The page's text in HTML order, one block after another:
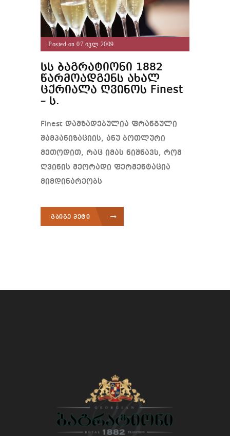
Posted on 07 ივლ 2009
სს ბაგრატიონი 1882
წარმოადგენს ახალ
ცქრიალა ღვინოს Finest
– ს.
Finest დამზადებულია ფრანგული
შამპანიზაციის, ანუ ბოთლური
მეთოდით, რაც იმას ნიშნავს, რომ
ღვინის მეორადი ფერმენტაცია
მიმდინარეობს
გაიგე მეტი